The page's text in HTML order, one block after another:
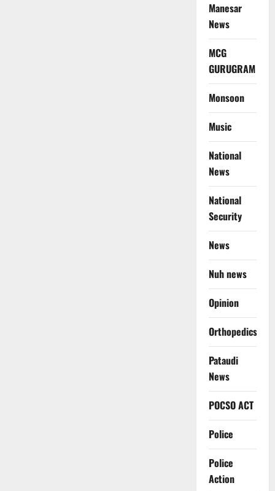
Manesar
News
MCG
GURUGRAM
Monsoon
Music
National
News
National
Security
News
Nuh news
Opinion
Orthopedics
Pataudi
News
POCSO ACT
Police
Police
Action